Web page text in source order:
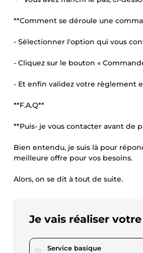
**Comment se déroule une
- Sélectionner l'option qui vous
- Cliquez sur le bouton «
- Et enfin validez votre règlement
**F.A.Q**
**Puis- je vous contacter avant de
Bien entendu, je suis là pour
meilleure offre pour vos besoins.
Alors, on se dit à tout de suite.
Je vais réaliser
Service basiquepour 57,81